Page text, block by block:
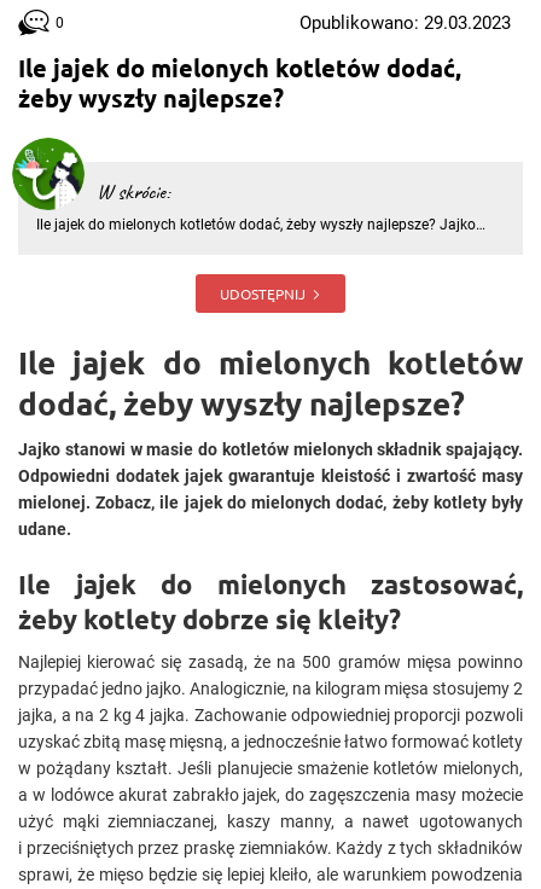
Ile jajek do mielonych kotletów dodać,
żeby wyszły najlepsze?
W skrócie:
Ile jajek do mielonych kotletów dodać, żeby wyszły najlepsze? Jajko
mielonej. Zobacz, ile jajek do mielonych dodać, żeby kotlety były
UDOSTĘPNIJ
0 Opublikowano: 29.03.2023
Ile jajek do mielonych kotletów
dodać, żeby wyszły najlepsze?
Jajko stanowi w masie do kotletów mielonych składnik spajający.
Odpowiedni dodatek jajek gwarantuje kleistość i zwartość masy
mielonej. Zobacz, ile jajek do mielonych dodać, żeby kotlety były
udane.
Ile jajek do mielonych zastosować,
żeby kotlety dobrze się kleiły?
Najlepiej kierować się zasadą, że na 500 gramów mięsa powinno
przypadać jedno jajko. Analogicznie, na kilogram mięsa stosujemy 2
jajka, a na 2 kg 4 jajka. Zachowanie odpowiedniej proporcji pozwoli
uzyskać zbitą masę mięsną, a jednocześnie łatwo formować kotlety
w pożądany kształt. Jeśli planujecie smażenie kotletów mielonych,
a w lodówce akurat zabrakło jajek, do zagęszczenia masy możecie
użyć mąki ziemniaczanej, kaszy manny, a nawet ugotowanych
i przeciśniętych przez praskę ziemniaków. Każdy z tych składników
sprawi, że mięso będzie się lepiej kleiło, ale warunkiem powodzenia